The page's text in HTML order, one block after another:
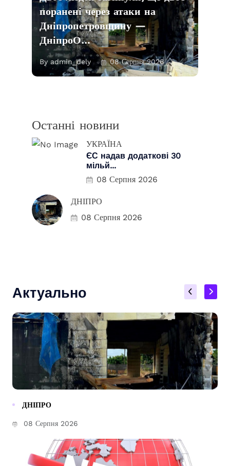
поранені через атаки на
Дніпропетровщину —
ДніпроО…
By admin_dely 08 Серпня 2026
Останні новини
УКРАЇНА
ЄС надав додаткові 30
мільй...
08 Серпня 2026
ДНІПРО
08 Серпня 2026
Актуально
ДНІПРО
08 Серпня 2026